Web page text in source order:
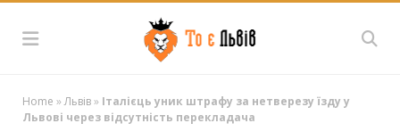
Home »Львів» Італієць уник штрафу за нетверезу їзду у
Львові через відсутність перекладача